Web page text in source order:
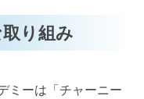
り組み
ミーは「チャーニー